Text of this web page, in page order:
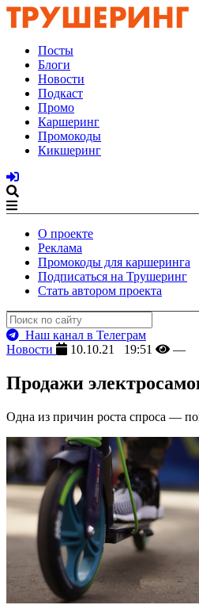
Посты
Блоги
Новости
Подкаст
Промо
Каршеринг
Промокоды
Кикшеринг
О проекте
Реклама
Промокоды для каршеринга
Подписаться на Трушеринг
Стать автором проекта
Наш канал в Телеграм
Новости
10.10.21 19:51 —
Продажи
Одна из причин роста спроса —